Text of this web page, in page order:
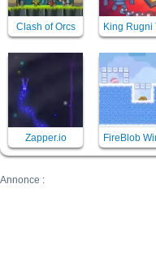
Clash of Orcs
Zapper.io